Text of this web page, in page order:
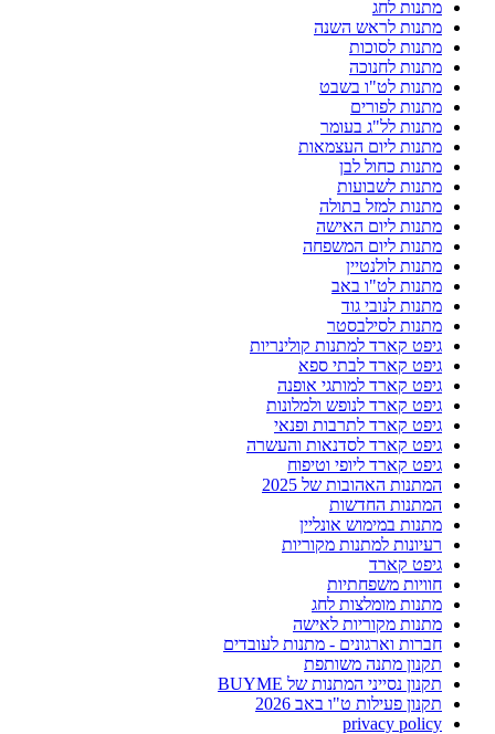
מתנות לחג
מתנות לראש השנה
מתנות לסוכות
מתנות לחנוכה
מתנות לט"ו בשבט
מתנות לפורים
מתנות לל"ג בעומר
מתנות ליום העצמאות
מתנות כחול לבן
מתנות לשבועות
מתנות למזל בתולה
מתנות ליום האישה
מתנות ליום המשפחה
מתנות לולנטיין
מתנות לט"ו באב
מתנות לנובי גוד
מתנות לסילבסטר
גיפט קארד למתנות קולינריות
גיפט קארד לבתי ספא
גיפט קארד למותגי אופנה
גיפט קארד לנופש ולמלונות
גיפט קארד לתרבות ופנאי
גיפט קארד לסדנאות והעשרה
גיפט קארד ליופי וטיפוח
המתנות האהובות של 2025
המתנות החדשות
מתנות במימוש אונליין
רעיונות למתנות מקוריות
גיפט קארד
חוויות משפחתיות
מתנות מומלצות לחג
מתנות מקוריות לאישה
חברות וארגונים - מתנות לעובדים
תקנון מתנה משותפת
תקנון נסייני המתנות של BUYME
תקנון פעילות ט"ו באב 2026
privacy policy